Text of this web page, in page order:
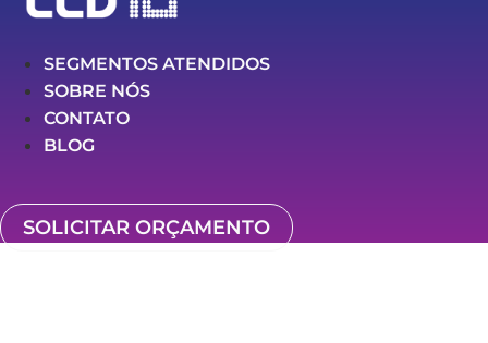
SEGMENTOS ATENDIDOS
SOBRE NÓS
CONTATO
BLOG
SOLICITAR ORÇAMENTO